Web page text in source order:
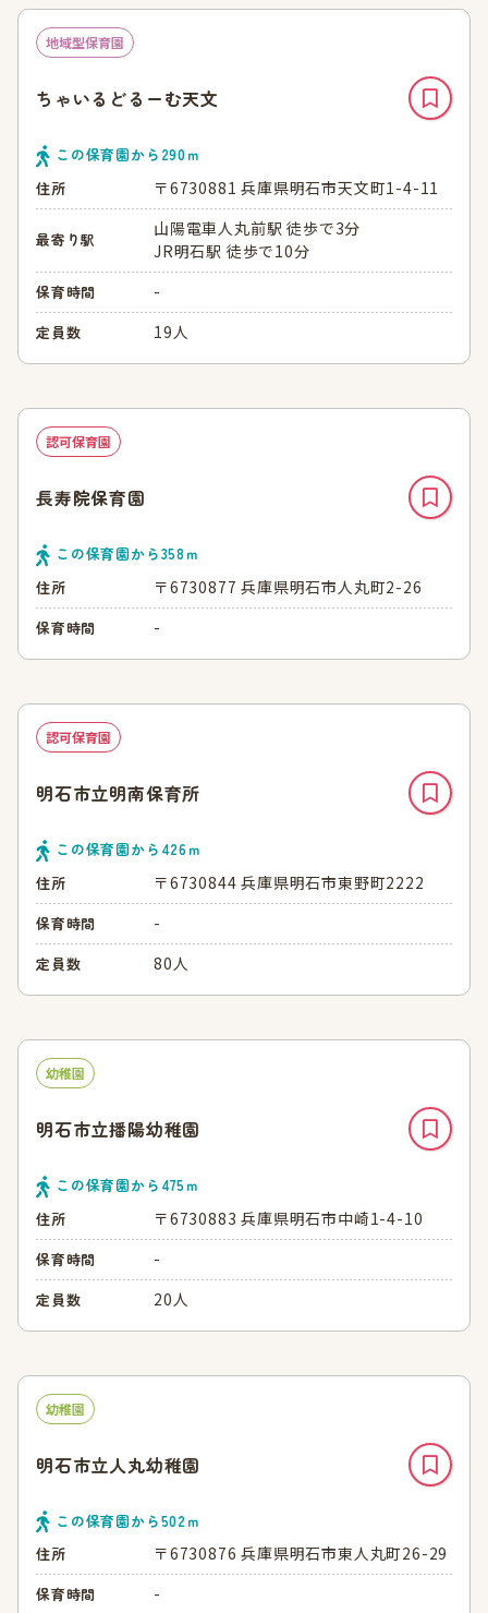
地域型保育園
ちゃいるどるーむ天文
この保育園から 290ｍ
住所
〒6730881 兵庫県明石市天文町1-4-11
最寄り駅
山陽電車人丸前駅 徒歩で3分
JR明石駅 徒歩で10分
保育時間 -
定員数 19人
認可保育園
長寿院保育園
この保育園から358ｍ
住所
〒6730877 兵庫県明石市人丸町2-26
保育時間 -
認可保育園
明石市立明南保育所
この保育園から 426ｍ
住所
〒6730844 兵庫県明石市東野町2222
保育時間 -
定員数 80人
幼稚園
明石市立播陽幼稚園
この保育園から 475ｍ
住所
〒6730883 兵庫県明石市中崎1-4-10
保育時間 -
定員数 20人
幼稚園
明石市立人丸幼稚園
この保育園から502ｍ
住所
〒6730876 兵庫県明石市東人丸町26-29
保育時間 -